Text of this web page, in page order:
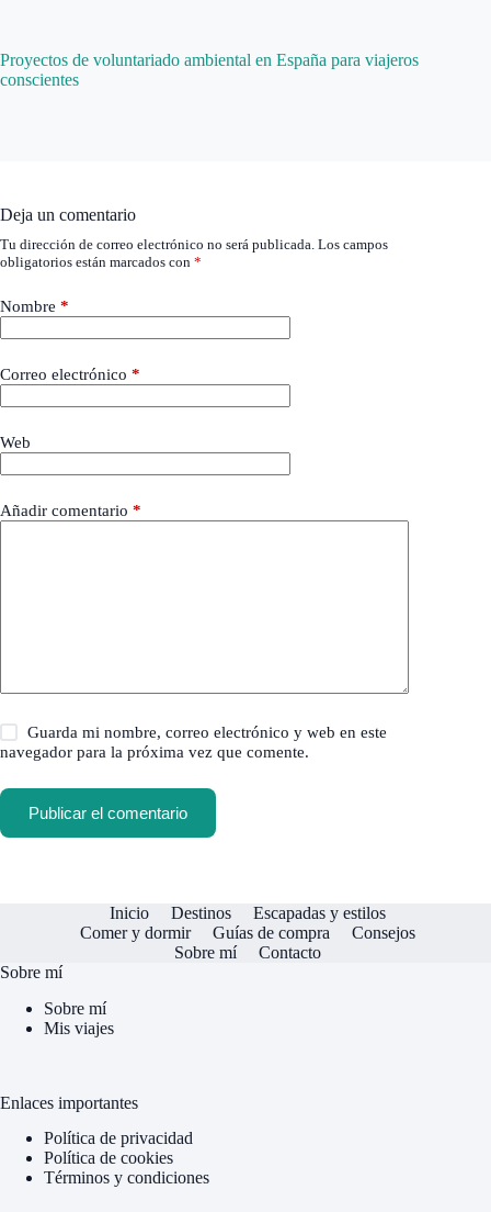
Proyectos de voluntariado ambiental en España para viajeros
conscientes
Deja un comentario
Tu dirección de correo electrónico no será publicada. Los campos
obligatorios están marcados con *
Nombre *
Correo electrónico *
Web
Añadir comentario *
Guarda mi nombre, correo electrónico y web en este
navegador para la próxima vez que comente.
Publicar el comentario
Inicio Destinos
Escapadas y estilos
Comer y dormir
Guías de compra
Consejos
Sobre mí
Contacto
Sobre mí
Sobre mí
Mis viajes
Enlaces importantes
Política de privacidad
Política de cookies
Términos y condiciones